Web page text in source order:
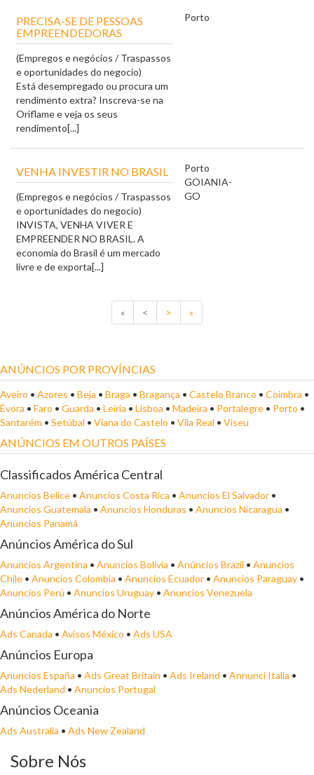
PRECISA-SE DE PESSOAS
EMPREENDEDORAS
(Empregos e negócios / Traspassos
e oportunidades do negocio)
Está desempregado ou procura um
rendimento extra? Inscreva-se na
Oriflame e veja os seus
rendimento[...]
Porto
VENHA INVESTIR NO BRASIL
(Empregos e negócios / Traspassos
e oportunidades do negocio)
INVISTA, VENHA VIVER E
EMPREENDER NO BRASIL. A
economia do Brasil é um mercado
livre e de exporta[...]
Porto
GOIANIA-
GO
« < > »
ANÚNCIOS POR PROVÍNCIAS
Aveiro • Azores • Beja • Braga • Bragança • Castelo Branco • Coimbra •
Évora • Faro • Guarda • Leiria • Lisboa • Madeira • Portalegre • Porto •
Santarém • Setúbal • Viana do Castelo • Vila Real • Viseu
ANÚNCIOS EM OUTROS PAÍSES
Classificados América Central
Anuncios Belice • Anuncios Costa Rica • Anuncios El Salvador •
Anuncios Guatemala • Anuncios Honduras • Anuncios Nicaragua •
Anuncios Panamá
Anúncios América do Sul
Anuncios Argentina • Anuncios Bolivia • Anúncios Brazil • Anuncios
Chile • Anuncios Colombia • Anuncios Ecuador • Anuncios Paraguay •
Anuncios Perú • Anuncios Uruguay • Anuncios Venezuela
Anúncios América do Norte
Ads Canada • Avisos México • Ads USA
Anúncios Europa
Anuncios España • Ads Great Britain • Ads Ireland • Annunci Italia •
Ads Nederland • Anuncios Portugal
Anúncios Oceania
Ads Australia • Ads New Zealand
Sobre Nós